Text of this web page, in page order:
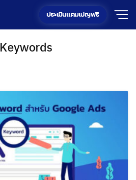
ประเมินแคมเปญฟรี
Keywords